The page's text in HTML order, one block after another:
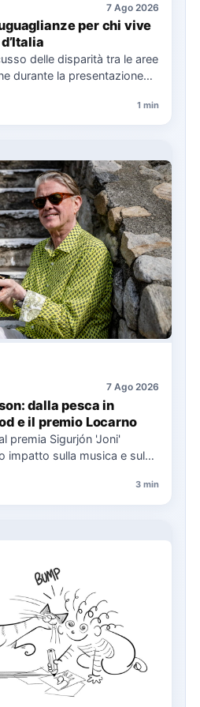
7 Ago 2026
per chi vive
delle disparità tra le aree
durante la presentazione
1 min
7 Ago 2026
dalla pesca in
e il premio Locarno
premia Sigurjón 'Joni'
impatto sulla musica e sul
3 min